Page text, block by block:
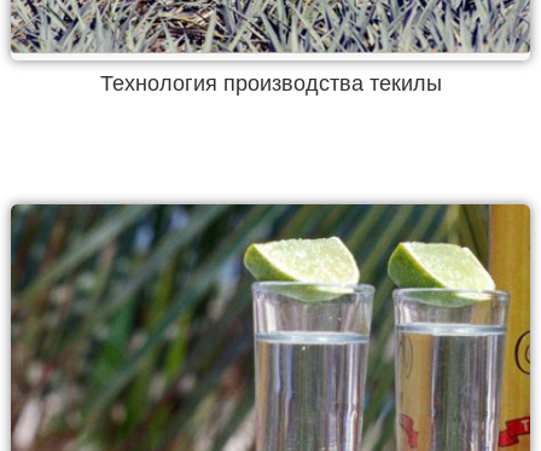
Технология производства текилы